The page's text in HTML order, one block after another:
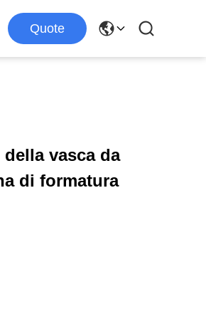
Quote
vasca da
di formatura